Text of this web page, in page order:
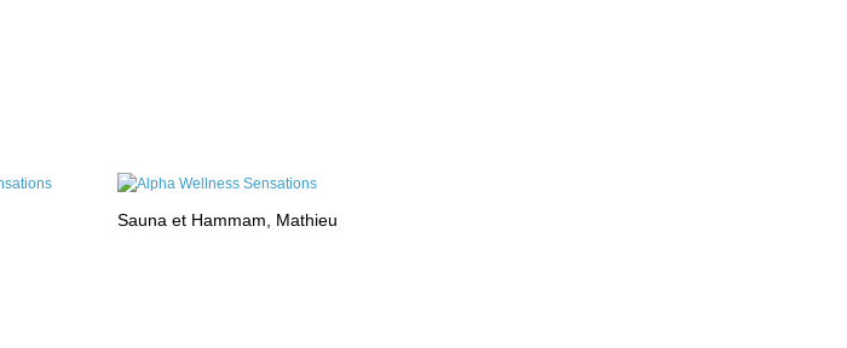
Sauna et Hammam, Mathieu